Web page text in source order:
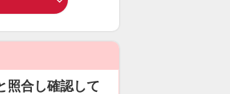
照合し確認して